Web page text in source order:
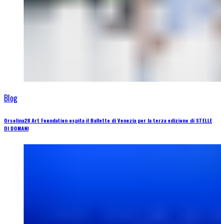
Blog
Orsolina28 Art Foundation ospita il Balletto di Venezia per la terza edizione di STELLE
DI DOMANI